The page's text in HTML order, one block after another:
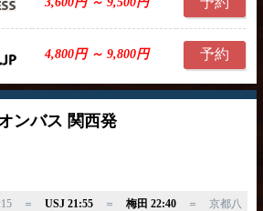
4,800円 ～ 9,800円 予約
ンバス 関西発
＝ USJ 21:55＝ 梅田 22:40＝ 京都八